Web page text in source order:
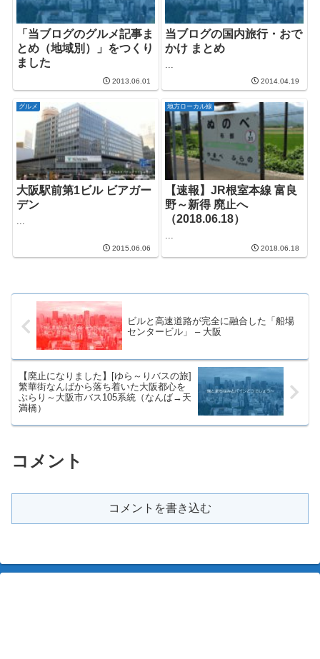
「当ブログのグルメ記事ま
とめ（地域別）」をつくり
ました
2013.06.01
当ブログの国内旅行・おで
かけ まとめ
...
2014.04.19
グルメ
大阪駅前第1ビル ビアガー
デン
...
2015.06.06
地方ローカル線
【速報】JR根室本線 富良
野～新得 廃止へ
（2018.06.18）
...
2018.06.18
ビルと高速道路が完全に融合した「船場
センタービル」 – 大阪
【廃止になりました】[ゆら～りバスの旅]
繁華街なんばから落ち着いた大阪都心を
ぶらり～大阪市バス105系統（なんば→天
満橋）
コメント
コメントを書き込む